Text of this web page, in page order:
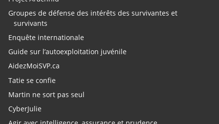
Groupes de défense des intérêts des survivantes et
survivants
Enquête internationale
Guide sur l’autoexploitation juvénile
AidezMoiSVP.ca
Tatie se confie
Martin ne sort pas seul
CyberJulie